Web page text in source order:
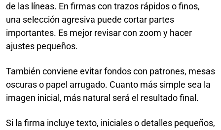
de las líneas. En firmas con trazos rápidos o finos,
una selección agresiva puede cortar partes
importantes. Es mejor revisar con zoom y hacer
ajustes pequeños.
También conviene evitar fondos con patrones, mesas
oscuras o papel arrugado. Cuanto más simple sea la
imagen inicial, más natural será el resultado final.
Si la firma incluye texto, iniciales o detalles pequeños,